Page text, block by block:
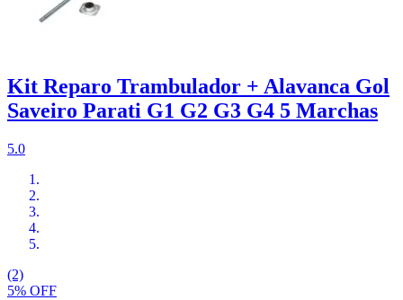
Kit Reparo Trambulador + Alavanca Gol
Saveiro Parati G1 G2 G3 G4 5 Marchas
5.0
(2)
5% OFF